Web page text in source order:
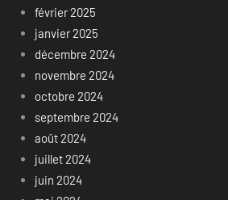
février 2025
janvier 2025
décembre 2024
novembre 2024
octobre 2024
septembre 2024
août 2024
juillet 2024
juin 2024